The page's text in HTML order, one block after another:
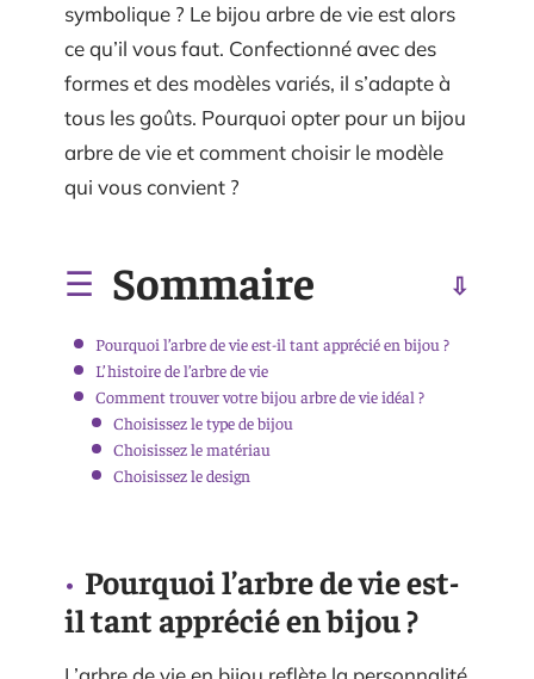
symbolique ? Le bijou arbre de vie est alors
ce qu’il vous faut. Confectionné avec des
formes et des modèles variés, il s’adapte à
tous les goûts. Pourquoi opter pour un bijou
arbre de vie et comment choisir le modèle
qui vous convient ?
Sommaire
Pourquoi l’arbre de vie est-il tant apprécié en bijou ?
L’histoire de l’arbre de vie
Comment trouver votre bijou arbre de vie idéal ?
Choisissez le type de bijou
Choisissez le matériau
Choisissez le design
Pourquoi l’arbre de vie est-
il tant apprécié en bijou ?